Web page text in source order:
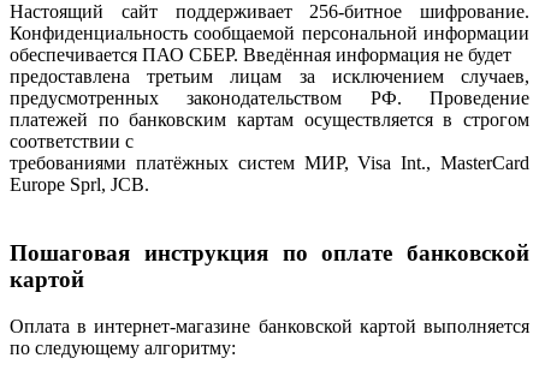
Настоящий сайт поддерживает 256-битное шифрование.
Конфиденциальность сообщаемой персональной информации
обеспечивается ПАО СБЕР. Введённая информация не будет
предоставлена третьим лицам за исключением случаев,
предусмотренных законодательством РФ. Проведение
платежей по банковским картам осуществляется в строгом
соответствии с
требованиями платёжных систем МИР, Visa Int., MasterCard
Europe Sprl, JCB.
Пошаговая инструкция по оплате банковской
картой
Оплата в интернет-магазине банковской картой выполняется
по следующему алгоритму: